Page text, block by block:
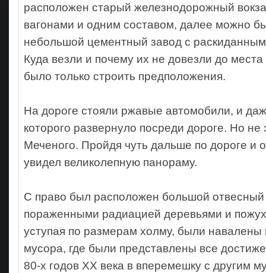
расположен старый железнодорожный
вагонами и одним составом, далее можно
небольшой цементный завод с
Куда везли и почему их не довезли до
было только строить предположения.
На дороге стояли ржавые автомобили, и
которого развернуло посреди дороге. Но не
Меченого. Пройдя чуть дальше по дороге и
увидел великолепную панораму.
С право был расположен большой
пораженными радиацией деревьями и
уступая по размерам холму, были навалены
мусора, где были представлены все
80-х годов XX века в вперемешку с другим